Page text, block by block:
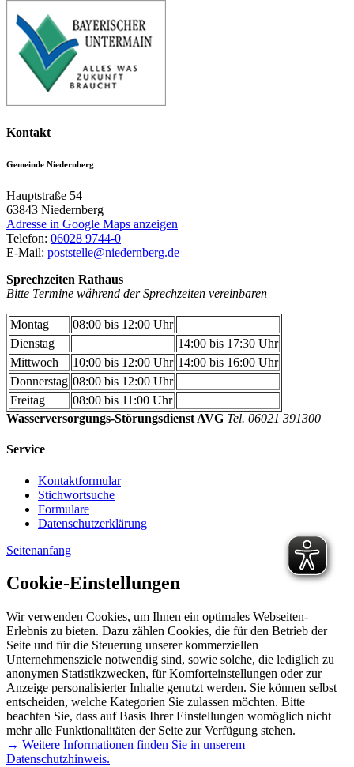
Kontakt
Gemeinde Niedernberg
Hauptstraße 54
63843 Niedernberg
Adresse in Google Maps anzeigen
Telefon: 06028 9744-0
E-Mail: poststelle@niedernberg.de
Sprechzeiten Rathaus
Bitte Termine während der Sprechzeiten vereinbaren
Montag
08:00 bis 12:00 Uhr
Dienstag
14:00 bis 17:30 Uhr
Mittwoch
10:00 bis 12:00 Uhr 14:00 bis 16:00 Uhr
Donnerstag 08:00 bis 12:00 Uhr
Freitag
08:00 bis 11:00 Uhr
Wasserversorgungs-Störungsdienst AVG Tel. 06021 391300
Service
Kontaktformular
Stichwortsuche
Formulare
Datenschutzerklärung
Seitenanfang
Cookie-Einstellungen
Wir verwenden Cookies, um Ihnen ein optimales Webseiten-
Erlebnis zu bieten. Dazu zählen Cookies, die für den Betrieb der
Seite und für die Steuerung unserer kommerziellen
Unternehmensziele notwendig sind, sowie solche, die lediglich zu
anonymen Statistikzwecken, für Komforteinstellungen oder zur
Anzeige personalisierter Inhalte genutzt werden. Sie können selbst
entscheiden, welche Kategorien Sie zulassen möchten. Bitte
beachten Sie, dass auf Basis Ihrer Einstellungen womöglich nicht
mehr alle Funktionalitäten der Seite zur Verfügung stehen.
→ Weitere Informationen finden Sie in unserem
Datenschutzhinweis.